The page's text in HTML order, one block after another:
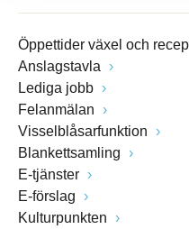
Öppettider växel och
Anslagstavla
Lediga jobb
Felanmälan
Visselblåsarfunktion
Blankettsamling
E-tjänster
E-förslag
Kulturpunkten